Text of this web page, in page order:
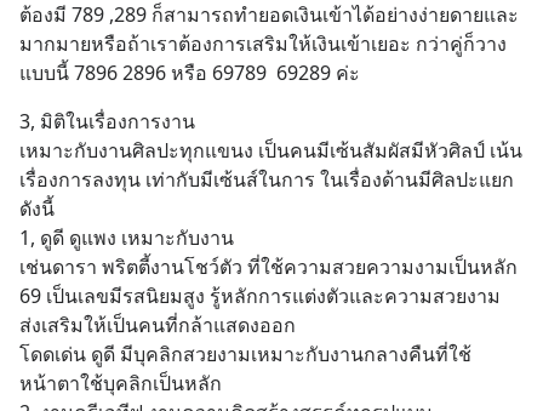
ต้องมี 789 ,289 ก็สามารถทำยอดเงินเข้าได้อย่างง่ายดายและ
มากมายหรือถ้าเราต้องการเสริมให้เงินเข้าเยอะ กว่าคู่ก็วาง
แบบนี้ 7896 2896 หรือ 69789  69289 ค่ะ
3, มิติในเรื่องการงาน
เหมาะกับงานศิลปะทุกแขนง เป็นคนมีเซ้นสัมผัสมีหัวศิลป์ เน้น
เรื่องการลงทุน เท่ากับมีเซ้นส์ในการ ในเรื่องด้านมีศิลปะแยก
ดังนี้
1, ดูดี ดูแพง เหมาะกับงาน
เช่นดารา พริตตี้งานโชว์ตัว ที่ใช้ความสวยความงามเป็นหลัก
69 เป็นเลขมีรสนิยมสูง รู้หลักการแต่งตัวและความสวยงาม
ส่งเสริมให้เป็นคนที่กล้าแสดงออก
โดดเด่น ดูดี มีบุคลิกสวยงามเหมาะกับงานกลางคืนที่ใช้
หน้าตาใช้บุคลิกเป็นหลัก